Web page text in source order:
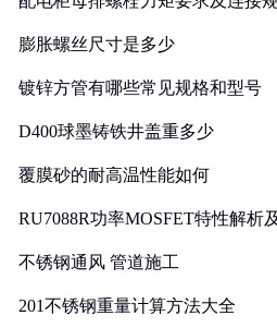
膨胀螺丝尺寸是多少
镀锌方管有哪些常见规格和型号
D400球墨铸铁井盖重多少
覆膜砂的耐高温性能如何
RU7088R功率MOSFET特性解析
不锈钢通风 管道施工
201不锈钢重量计算方法大全